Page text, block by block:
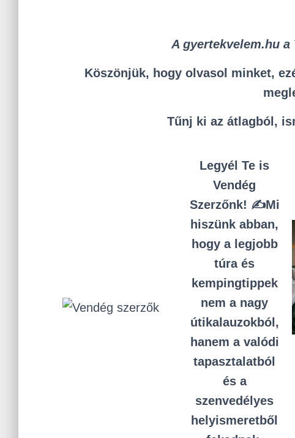
A gyertekvelem.hu a
Köszönjük, hogy olvasol minket,
Tűnj ki az átlagból,
Legyél Te is
Vendég
Szerzőnk! ✍️Mi
hiszünk abban,
hogy a legjobb
túra és
kempingtippek
nem a nagy
útikalauzokból,
hanem a valódi
tapasztalatból
és a
szenvedélyes
helyismeretből